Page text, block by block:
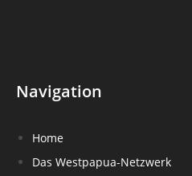
Navigation
Home
Das Westpapua-Netzwerk